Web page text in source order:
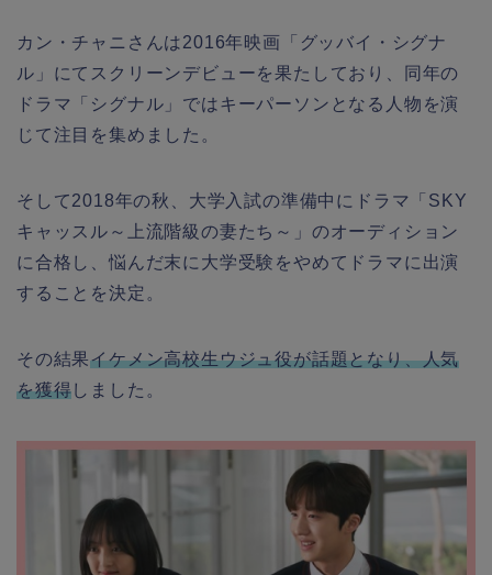
カン・チャニさんは2016年映画「グッバイ・シグナ
ル」にてスクリーンデビューを果たしており、同年の
ドラマ「シグナル」ではキーパーソンとなる人物を演
じて注目を集めました。
そして2018年の秋、大学入試の準備中にドラマ「SKY
キャッスル～上流階級の妻たち～」のオーディション
に合格し、悩んだ末に大学受験をやめてドラマに出演
することを決定。
その結果イケメン高校生ウジュ役が話題となり、人気
を獲得しました。